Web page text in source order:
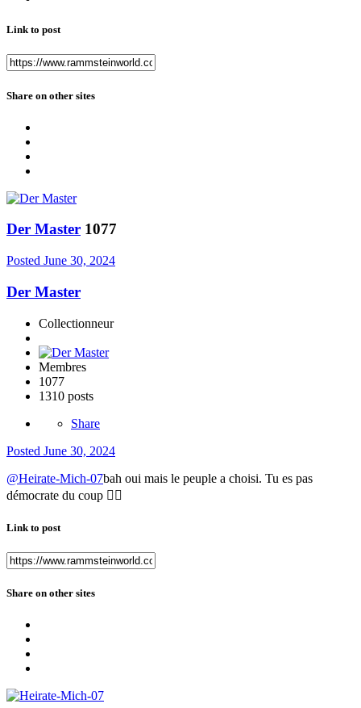
Link to post
Share on other sites
Der Master 1077
Posted June 30, 2024
Der Master
Collectionneur
Membres
1077
1310 posts
Share
Posted June 30, 2024
@Heirate-Mich-07bah oui mais le peuple a choisi. Tu es pas
démocrate du coup 🤷‍♂️
Link to post
Share on other sites